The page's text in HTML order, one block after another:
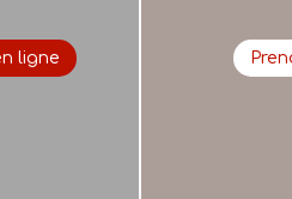
ligne